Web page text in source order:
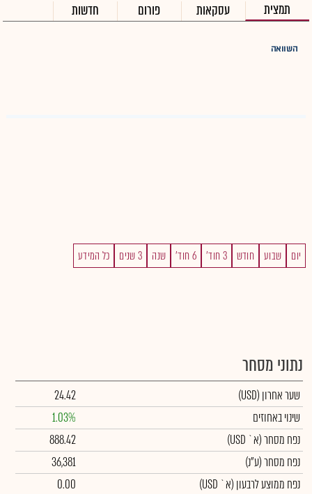
תמצית עסקאות פורום חדשות
השוואה
יום שבוע חודש 3 חוד' 6 חוד' שנה 3 שנים כל המידע
נתוני מסחר
שער אחרון (USD)
24.42
שינוי באחוזים
1.03%
נפח מסחר(א` USD)
888.42
נפח מסחר(ע"נ)
36,381
נפח ממוצע לרבעון (א` USD)
0.00